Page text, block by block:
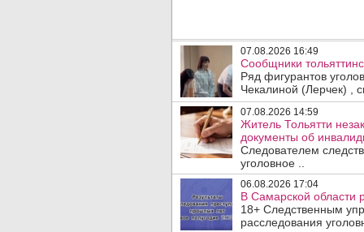
07.08.2026 16:49
Сообщники
Ряд фигурантов
Чекалиной (Лерчек) ,
07.08.2026 14:59
Житель Тольятти
документы об
Следователем
уголовное ..
06.08.2026 17:04
В Самарской области
18+ Следственным
расследования